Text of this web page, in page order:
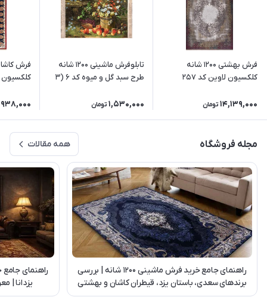
فرش بهشتی 1200 شانه
کلکسیون لاوین کد 257
14,139,000 تومان
تابلوفرش ماشینی 1200 شانه
طرح سبد گل و میوه کد 6 (3
1,530,000 تومان
مجله فروشگاه همه مقالات
راهنمای جامع خرید فرش ماشینی 1200 شانه | بررسی
برندهای سعدی، باستان یزد، قیطران کاشان و بهشتی
تبریز
راهنمای
یزدانا |